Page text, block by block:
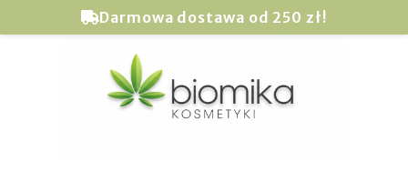
Darmowa dostawa od 250 zł!